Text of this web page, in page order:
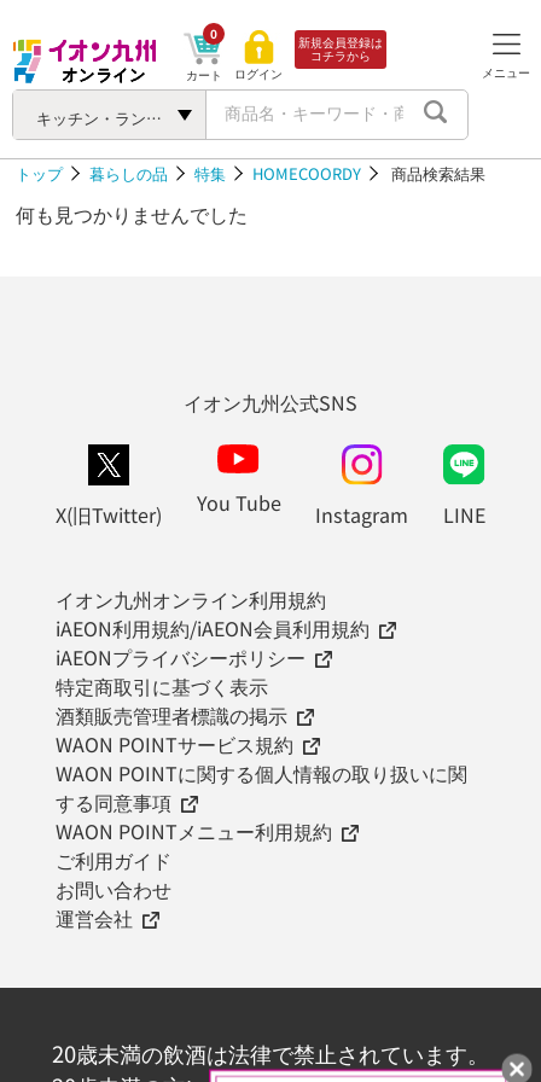
キッチン・ランチ用品
カート
0
ログイン
新規会員登録は
コチラから
メニュー
トップ 暮らしの品 特集 HOMECOORDY 商品検索結果
何も見つかりませんでした
イオン九州公式SNS
X(旧Twitter) You Tube Instagram LINE
イオン九州オンライン利用規約
iAEON利用規約/iAEON会員利用規約
iAEONプライバシーポリシー
特定商取引に基づく表示
酒類販売管理者標識の掲示
WAON POINTサービス規約
WAON POINTに関する個人情報の取り扱いに関
する同意事項
WAON POINTメニュー利用規約
ご利用ガイド
お問い合わせ
運営会社
20歳未満の飲酒は法律で禁止されています。